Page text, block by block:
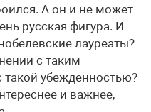
А он и не может
русская фигура. И
лауреаты?
с таким
убежденностью?
и важнее,